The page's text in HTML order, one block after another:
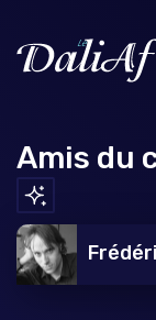
Amis du